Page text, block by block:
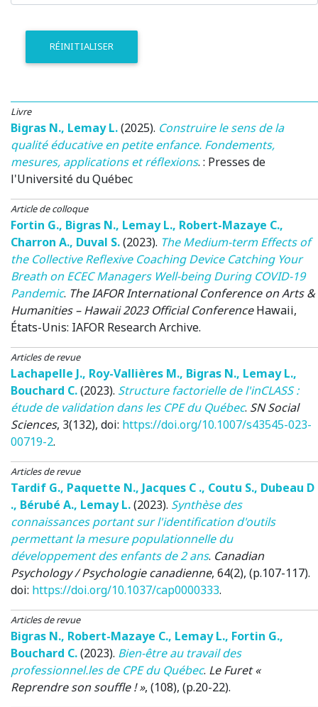
RÉINITIALISER
Livre
Bigras N., Lemay L.(2025). Construire le sens de la
qualité éducative en petite enfance. Fondements,
mesures, applications et réflexions. : Presses de
l'Université du Québec
Article de colloque
Fortin G., Bigras N., Lemay L., Robert-Mazaye C.,
Charron A., Duval S.(2023). The Medium-term Effects of
the Collective Reflexive Coaching Device Catching Your
Breath on ECEC Managers Well-being During COVID-19
Pandemic. The IAFOR International Conference on Arts &
Humanities – Hawaii 2023 Official Conference Hawaii,
États-Unis: IAFOR Research Archive.
Articles de revue
Lachapelle J., Roy-Vallières M., Bigras N., Lemay L.,
Bouchard C.(2023). Structure factorielle de l'inCLASS :
étude de validation dans les CPE du Québec. SN Social
Sciences, 3(132), doi: https://doi.org/10.1007/s43545-023-
00719-2.
Articles de revue
Tardif G., Paquette N., Jacques C ., Coutu S., Dubeau D
., Bérubé A., Lemay L.(2023). Synthèse des
connaissances portant sur l'identification d'outils
permettant la mesure populationnelle du
développement des enfants de 2 ans. Canadian
Psychology / Psychologie canadienne, 64(2), (p.107-117).
doi: https://doi.org/10.1037/cap0000333.
Articles de revue
Bigras N., Robert-Mazaye C., Lemay L., Fortin G.,
Bouchard C.(2023). Bien-être au travail des
professionnel.les de CPE du Québec. Le Furet «
Reprendre son souffle ! », (108), (p.20-22).